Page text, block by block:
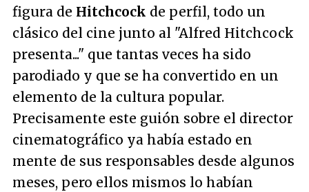
figura de Hitchcock de perfil, todo un
clásico del cine junto al "Alfred Hitchcock
presenta..." que tantas veces ha sido
parodiado y que se ha convertido en un
elemento de la cultura popular.
Precisamente este guión sobre el director
cinematográfico ya había estado en
mente de sus responsables desde algunos
meses, pero ellos mismos lo habían